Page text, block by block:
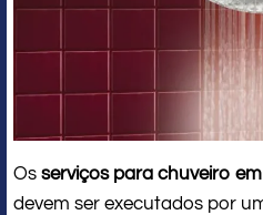
Os serviços para chuveiro
devem ser executados por